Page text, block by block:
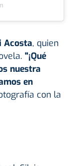
Acosta, quien
"¡Qué
nuestra
en
con la